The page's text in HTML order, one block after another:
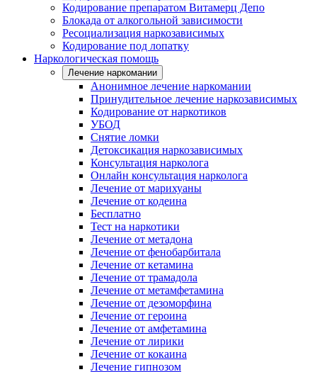
Кодирование препаратом Витамерц Депо
Блокада от алкогольной зависимости
Ресоциализация наркозависимых
Кодирование под лопатку
Наркологическая помощь
Лечение наркомании
Анонимное лечение наркомании
Принудительное лечение наркозависимых
Кодирование от наркотиков
УБОД
Снятие ломки
Детоксикация наркозависимых
Консультация нарколога
Онлайн консультация нарколога
Лечение от марихуаны
Лечение от кодеина
Бесплатно
Тест на наркотики
Лечение от метадона
Лечение от фенобарбитала
Лечение от кетамина
Лечение от трамадола
Лечение от метамфетамина
Лечение от дезоморфина
Лечение от героина
Лечение от амфетамина
Лечение от лирики
Лечение от кокаина
Лечение гипнозом